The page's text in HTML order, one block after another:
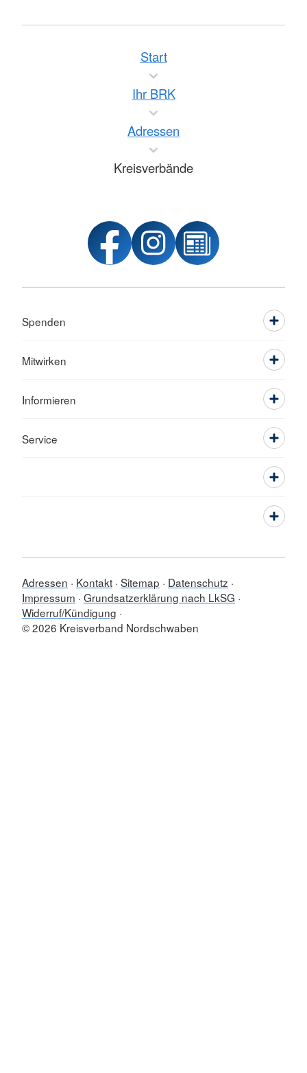
Start
Ihr BRK
Adressen
Kreisverbände
Spenden
Mitwirken
Informieren
Service
Adressen Kontakt Sitemap
Datenschutz
Impressum Grundsatzerklärung nach LkSG
Widerruf/Kündigung
© 2026 Kreisverband Nordschwaben